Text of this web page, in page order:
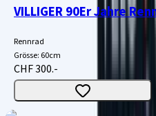
VILLIGER 90Er Jahre
Rennrad
Grösse: 60cm
CHF 300.-